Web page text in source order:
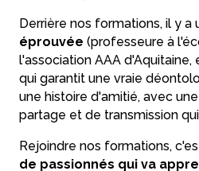
Derrière nos formations, il y a
éprouvée (professeure à
l'association AAA d'Aquitaine,
qui garantit une vraie
une histoire d'amitié, avec
partage et de transmission
Rejoindre nos formations,
de passionnés qui va